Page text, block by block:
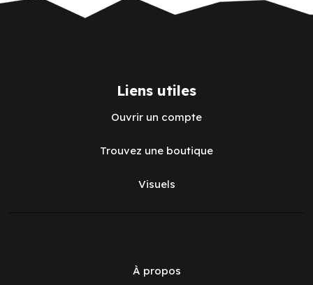
Liens utiles
Ouvrir un compte
Trouvez une boutique
Visuels
À propos